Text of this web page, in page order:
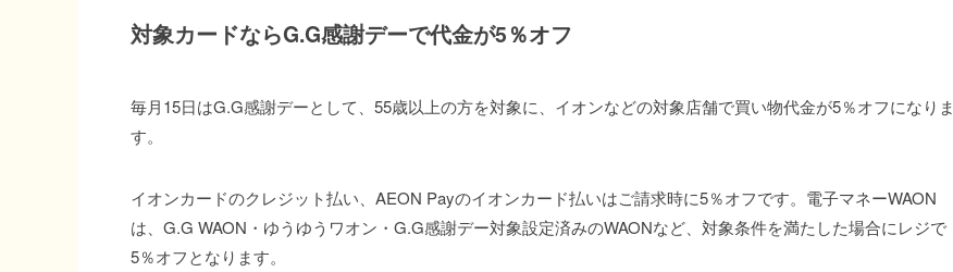
対象カードならG.G感謝デーで代金が5％オフ
毎月15日はG.G感謝デーとして、55歳以上の方を対象に、イオンなどの対象店舗で買い物代金が5％オフになりま
す。
イオンカードのクレジット払い、AEON Payのイオンカード払いはご請求時に5％オフです。電子マネーWAON
は、G.G WAON・ゆうゆうワオン・G.G感謝デー対象設定済みのWAONなど、対象条件を満たした場合にレジで
5％オフとなります。